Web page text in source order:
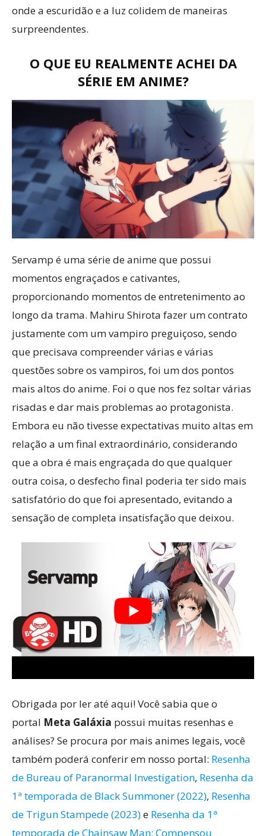
onde a escuridão e a luz colidem de maneiras
surpreendentes.
O QUE EU REALMENTE ACHEI DA
SÉRIE EM ANIME?
Servamp é uma série de anime que possui
momentos engraçados e cativantes,
proporcionando momentos de entretenimento ao
longo da trama. Mahiru Shirota fazer um contrato
justamente com um vampiro preguiçoso, sendo
que precisava compreender várias e várias
questões sobre os vampiros, foi um dos pontos
mais altos do anime. Foi o que nos fez soltar várias
risadas e dar mais problemas ao protagonista.
Embora eu não tivesse expectativas muito altas em
relação a um final extraordinário, considerando
que a obra é mais engraçada do que qualquer
outra coisa, o desfecho final poderia ter sido mais
satisfatório do que foi apresentado, evitando a
sensação de completa insatisfação que deixou.
Obrigada por ler até aqui! Você sabia que o
portal Meta Galáxia possui muitas resenhas e
análises? Se procura por mais animes legais, você
também poderá conferir em nosso portal: Resenha
de Bureau of Paranormal Investigation, Resenha da
1ª temporada de Black Summoner (2022), Resenha
de Trigun Stampede (2023)e Resenha da 1ª
temporada de Chainsaw Man: Compensou